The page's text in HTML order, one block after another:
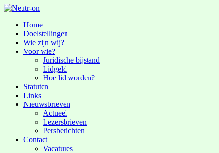
Home
Doelstellingen
Wie zijn wij?
Voor wie?
Juridische bijstand
Lidgeld
Hoe lid worden?
Statuten
Links
Nieuwsbrieven
Actueel
Lezersbrieven
Persberichten
Contact
Vacatures